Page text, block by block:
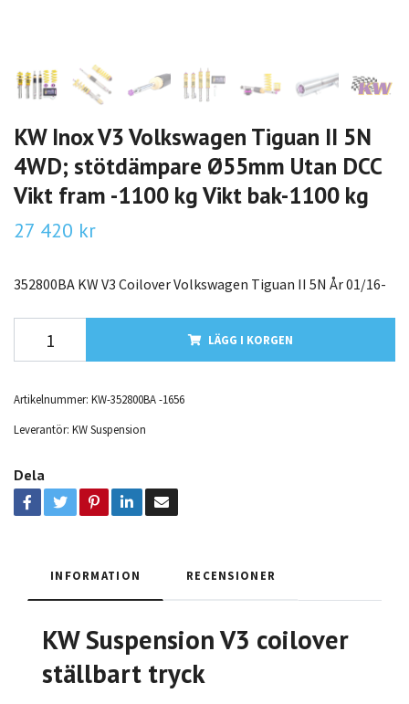
KW Inox V3 Volkswagen Tiguan II 5N
4WD; stötdämpare Ø55mm Utan DCC
Vikt fram -1100 kg Vikt bak-1100 kg
27 420 kr
352800BA KW V3 Coilover Volkswagen Tiguan II 5N År 01/16-
LÄGG I KORGEN
Artikelnummer: KW-352800BA -1656
Leverantör: KW Suspension
Dela
INFORMATION RECENSIONER
KW Suspension V3 coilover
ställbart tryck